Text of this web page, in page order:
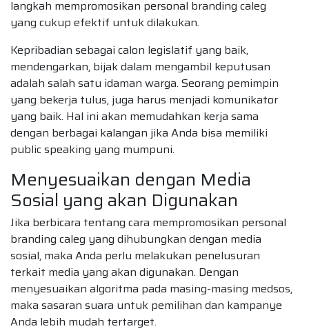
langkah mempromosikan personal branding caleg
yang cukup efektif untuk dilakukan.
Kepribadian sebagai calon legislatif yang baik,
mendengarkan, bijak dalam mengambil keputusan
adalah salah satu idaman warga. Seorang pemimpin
yang bekerja tulus, juga harus menjadi komunikator
yang baik. Hal ini akan memudahkan kerja sama
dengan berbagai kalangan jika Anda bisa memiliki
public speaking yang mumpuni.
Menyesuaikan dengan Media
Sosial yang akan Digunakan
Jika berbicara tentang cara mempromosikan personal
branding caleg yang dihubungkan dengan media
sosial, maka Anda perlu melakukan penelusuran
terkait media yang akan digunakan. Dengan
menyesuaikan algoritma pada masing-masing medsos,
maka sasaran suara untuk pemilihan dan kampanye
Anda lebih mudah tertarget.